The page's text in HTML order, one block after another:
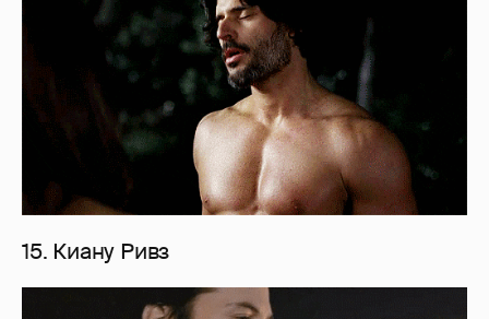
15. Киану Ривз